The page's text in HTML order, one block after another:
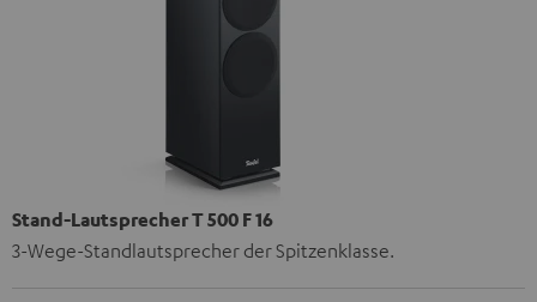
Stand-Lautsprecher T 500 F 16
3-Wege-Standlautsprecher der Spitzenklasse.